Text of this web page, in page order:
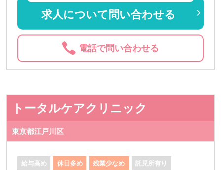
求人について問い合わせる
電話で問い合わせる
トータルケアクリニック
東京都江戸川区
給与高め 休日多め 残業少なめ 託児所有り